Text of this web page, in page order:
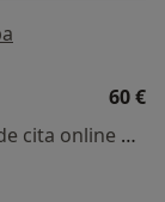
60 €
Este especialista no ofrece reserva de cita online en esta dirección.